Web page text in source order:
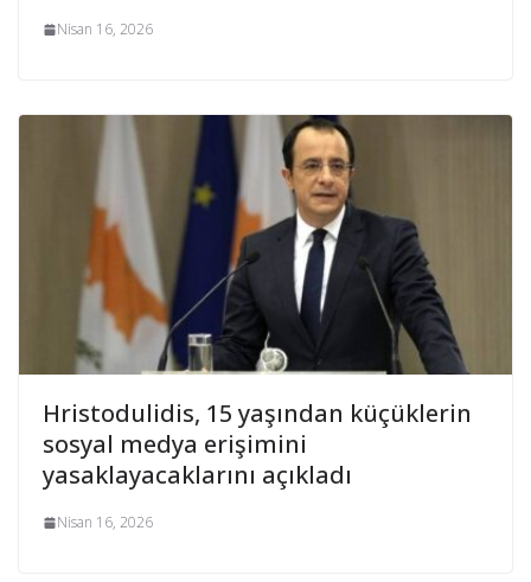
Nisan 16, 2026
Hristodulidis, 15 yaşından küçüklerin
sosyal medya erişimini
yasaklayacaklarını açıkladı
Nisan 16, 2026